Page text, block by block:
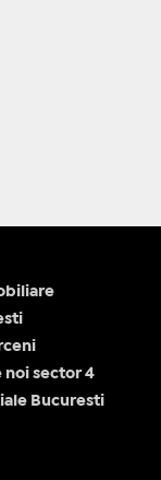
noi sector 4
Bucuresti